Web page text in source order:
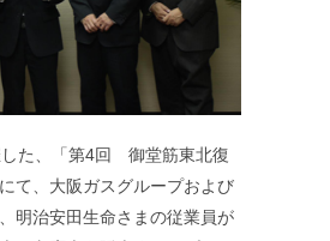
た、「第4回 御堂筋東北復
て、大阪ガスグループおよび
明治安田生命さまの従業員が